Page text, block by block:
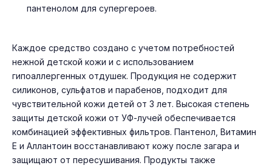
пантенолом для супергероев.
Каждое средство создано с учетом потребностей
нежной детской кожи и с использованием
гипоаллергенных отдушек. Продукция не содержит
силиконов, сульфатов и парабенов, подходит для
чувствительной кожи детей от 3 лет. Высокая степень
защиты детской кожи от УФ-лучей обеспечивается
комбинацией эффективных фильтров. Пантенол, Витамин
E и Аллантоин восстанавливают кожу после загара и
защищают от пересушивания. Продукты также